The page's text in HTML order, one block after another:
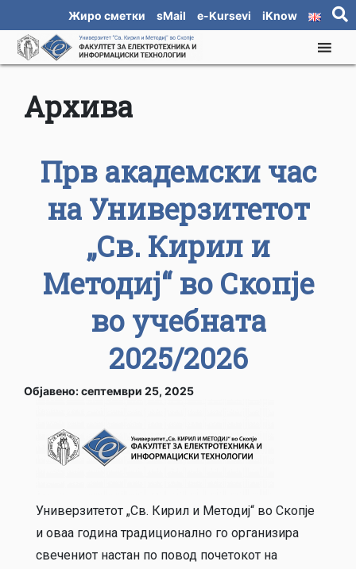
Жиро сметки sMail e-Kursevi iKnow
Архива
Прв академски час
на Универзитетот
„Св. Кирил и
Методиј“ во Скопје
во учебната
2025/2026
Објавено: септември 25, 2025
Универзитетот „Св. Кирил и Методиј“ во Скопје
и оваа година традиционално го организира
свечениот настан по повод почетокот на